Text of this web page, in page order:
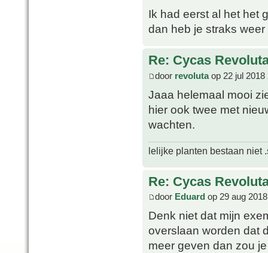
Ik had eerst al het het
dan heb je straks
Re: Cycas
door revolutaop 22 jul 2018
Jaaa helemaal mooi
hier ook twee met
wachten.
lelijke planten bestaan niet
Re: Cycas
door Eduard op 29 aug
Denk niet dat mijn
overslaan worden dat
meer geven dan zou